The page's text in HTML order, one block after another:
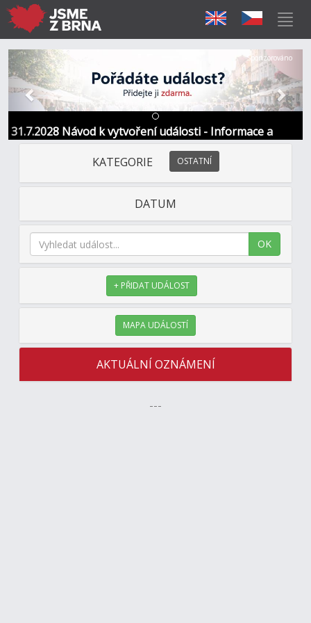
31.7.2028 Návod k vytvoření události - Informace a
kontakt
Předchozí Další
Sponzorováno
KATEGORIE OSTATNÍ
DATUM
OK
+ PŘIDAT UDÁLOST
MAPA UDÁLOSTÍ
AKTUÁLNÍ OZNÁMENÍ
---